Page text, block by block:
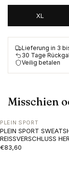
XL
Lieferung in 3
30 Tage
Veilig betalen
Misschien
PLEIN SPORT
PLEIN SPORT
REISSVERSCHLUSS
€83,60